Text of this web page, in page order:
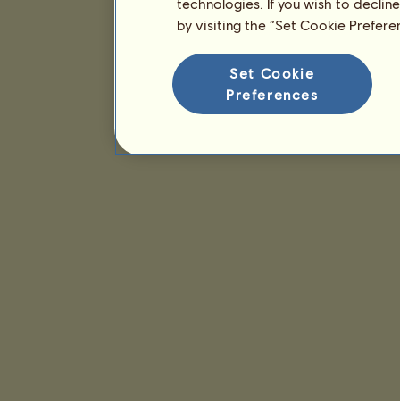
by visiting the “Set Cookie
Set Cookie
Preferences